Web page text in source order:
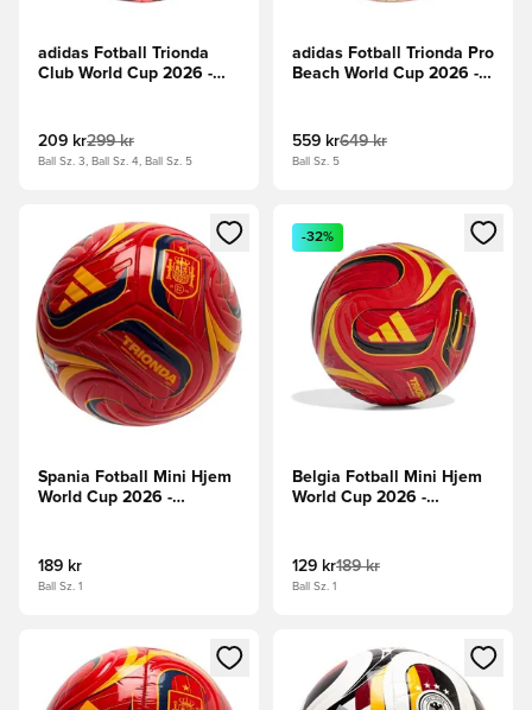
adidas Fotball Trionda
Club World Cup 2026 -
209 kr299 kr
Ball Sz. 3, Ball Sz. 4, Ball Sz. 5
adidas Fotball Trionda Pro
Beach World Cup 2026 -
559 kr649 kr
Ball Sz. 5
Åpner en Modal for å logge inn eller registrere deg som
Spania Fotball Mini Hjem
World Cup 2026 -
189 kr
Ball Sz. 1
Åpner en Modal for å logge
-32%
Belgia Fotball Mini Hjem
World Cup 2026 -
129 kr189 kr
Ball Sz. 1
Åpner en Modal for å logge inn eller registrere deg som
Åpner en Modal for å logge